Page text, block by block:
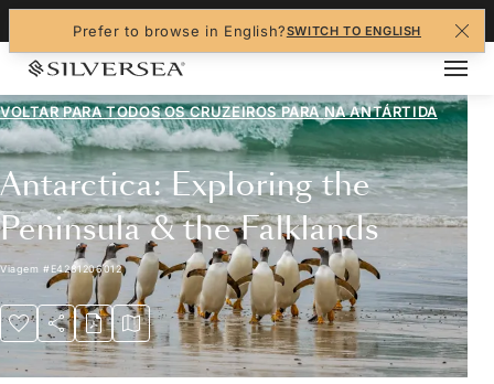
Prefer to browse in English?SWITCH TO ENGLISH
VOLTAR PARA TODOS OS CRUZEIROS PARANA ANTÁRTIDA
Antarctica: Exploring the
Peninsula & the Falklands
Viagem #E4281206012